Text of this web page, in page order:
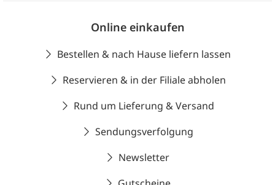
Online einkaufen
Bestellen & nach Hause liefern lassen
Reservieren & in der Filiale abholen
Rund um Lieferung & Versand
Sendungsverfolgung
Newsletter